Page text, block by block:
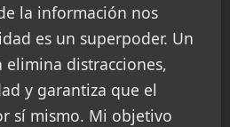
la información nos
es un superpoder. Un
distracciones,
y garantiza que el
sí mismo. Mi objetivo